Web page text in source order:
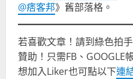
@痞客邦》舊部落格。
若喜歡文章！請到綠色拍
贊助！只需FB、GOOGLE
想加入Liker也可點以下連